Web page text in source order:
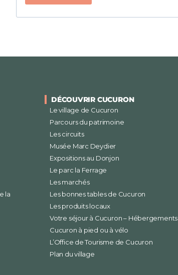
la
DÉCOUVRIR CUCURON
Le village de Cucuron
Parcours du patrimoine
Les circuits
Musée Marc Deydier
Expositions au Donjon
Le parc la Ferrage
Les marchés
Les bonnes tables de Cucuron
Les produits locaux
Votre séjour à Cucuron – Hébergements
Cucuron à pied ou à vélo
L’Office de Tourisme de Cucuron
Plan du village